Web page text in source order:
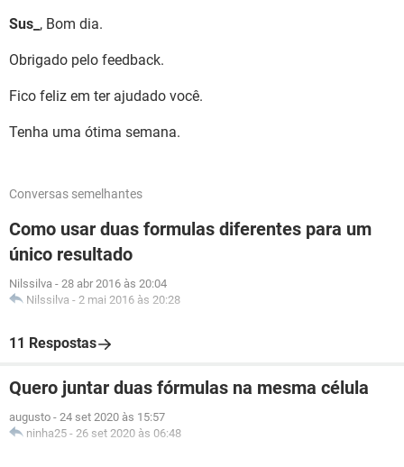
Sus_ , Bom dia.
Obrigado pelo feedback.
Fico feliz em ter ajudado você.
Tenha uma ótima semana.
Conversas semelhantes
Como usar duas formulas diferentes para um
único resultado
Nilssilva - 28 abr 2016 às 20:04
Nilssilva - 2 mai 2016 às 20:28
11 Respostas
Quero juntar duas fórmulas na mesma célula
augusto - 24 set 2020 às 15:57
ninha25 - 26 set 2020 às 06:48